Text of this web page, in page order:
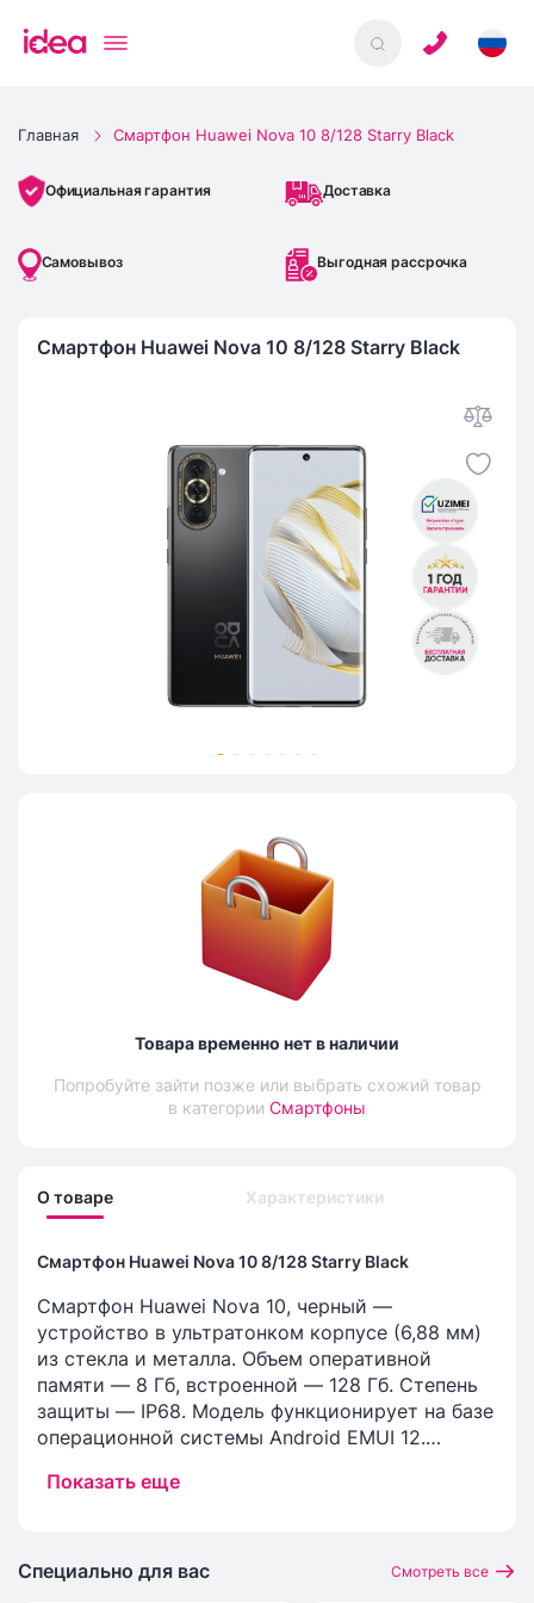
Главная Смартфон Huawei Nova 10 8/128 Starry Black
Официальная гарантия Доставка
Самовывоз Выгодная рассрочка
Смартфон Huawei Nova 10 8/128 Starry Black
Товара временно нет в наличии
Попробуйте зайти позже или выбрать схожий товар
в категории Смартфоны
О товаре Характеристики
Смартфон Huawei Nova 10 8/128 Starry Black
Смартфон Huawei Nova 10, черный —
устройство в ультратонком корпусе (6,88 мм)
из стекла и металла. Объем оперативной
памяти — 8 Гб, встроенной — 128 Гб. Степень
защиты — IP68. Модель функционирует на базе
операционной системы Android EMUI 12.
двух Nano-SIM-карт. Девайс оснащен 6,67-
произведенным с применением OLED-
Показать еще
Специально для вас Смотреть все